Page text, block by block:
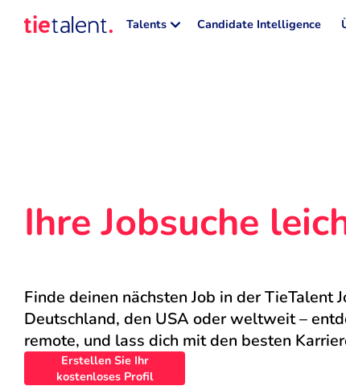
Talents Candidate Intelligence
Ihre Jobsuche
Finde deinen nächsten Job in der TieTalent
Deutschland, den USA oder weltweit –
remote, und lass dich mit den besten
Erstellen Sie Ihr
kostenloses Profil